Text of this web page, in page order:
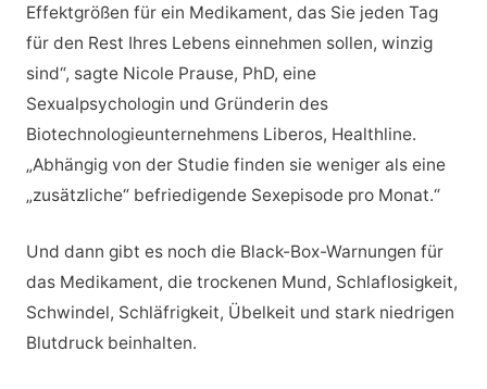
Effektgrößen für ein Medikament, das Sie jeden Tag
für den Rest Ihres Lebens einnehmen sollen, winzig
sind“, sagte Nicole Prause, PhD, eine
Sexualpsychologin und Gründerin des
Biotechnologieunternehmens Liberos, Healthline.
„Abhängig von der Studie finden sie weniger als eine
„zusätzliche“ befriedigende Sexepisode pro Monat.“
Und dann gibt es noch die Black-Box-Warnungen für
das Medikament, die trockenen Mund, Schlaflosigkeit,
Schwindel, Schläfrigkeit, Übelkeit und stark niedrigen
Blutdruck beinhalten.